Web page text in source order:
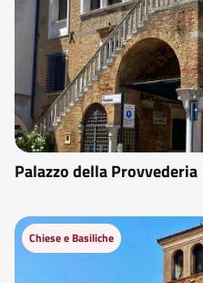
Palazzo della Provvederia
Chiese e Basiliche